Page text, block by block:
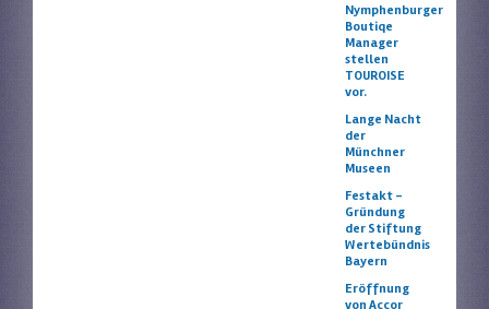
Nymphenburger
Boutiqe
Manager
stellen
TOUROISE
vor.
Lange Nacht
der
Münchner
Museen
Festakt –
Gründung
der Stiftung
Wertebündnis
Bayern
Eröffnung
von Accor